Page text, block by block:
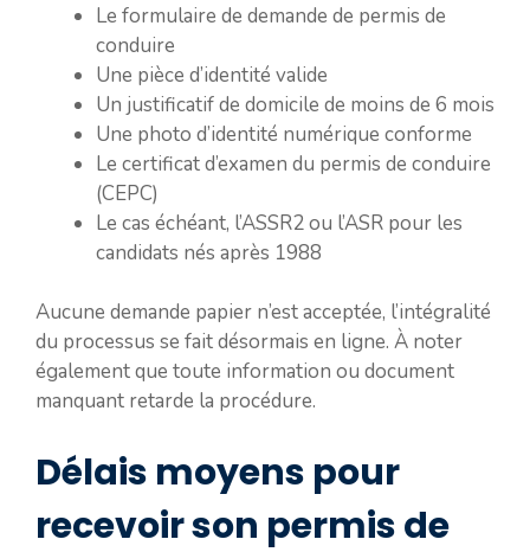
Le formulaire de demande de permis de
conduire
Une pièce d’identité valide
Un justificatif de domicile de moins de 6 mois
Une photo d’identité numérique conforme
Le certificat d’examen du permis de conduire
(CEPC)
Le cas échéant, l’ASSR2 ou l’ASR pour les
candidats nés après 1988
Aucune demande papier n’est acceptée, l’intégralité
du processus se fait désormais en ligne. À noter
également que toute information ou document
manquant retarde la procédure.
Délais moyens pour
recevoir son permis de